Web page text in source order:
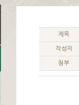
제목
작성자
첨부